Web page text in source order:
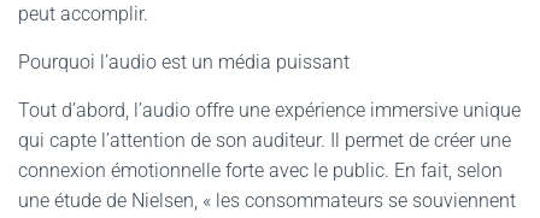
peut accomplir.
Pourquoi l’audio est un média puissant
Tout d’abord, l’audio offre une expérience immersive unique
qui capte l’attention de son auditeur. Il permet de créer une
connexion émotionnelle forte avec le public. En fait, selon
une étude de Nielsen, « les consommateurs se souviennent